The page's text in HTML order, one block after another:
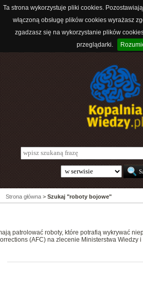
Ta strona wykorzystuje pliki cookies.
włączoną obsługę plików cookies wyrażasz
zgadzasz się na wykorzystanie plików
przeglądarki.
Strona główna > Szukaj "roboty bojowe"
patrolować roboty, które potrafią wykrywać
(AFC) na zlecenie Ministerstwa Wiedzy